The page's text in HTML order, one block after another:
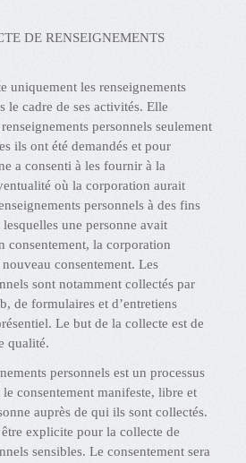
RENSEIGNEMENTS
uniquement les renseignements
le cadre de ses activités. Elle
personnels seulement
ils ont été demandés et pour
a consenti à les fournir à la
où la corporation aurait
personnels à des fins
une personne avait
consentement, la corporation
consentement. Les
sont notamment collectés par
de formulaires et d’entretiens
Le but de la collecte est de
qualité.
personnels est un processus
consentement manifeste, libre et
auprès de qui ils sont collectés.
explicite pour la collecte de
sensibles. Le consentement sera